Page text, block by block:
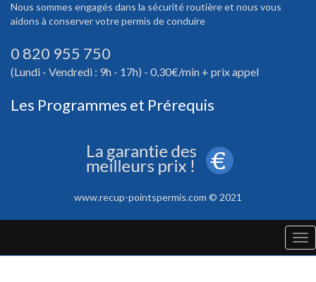
Nous sommes engagés dans la sécurité routière et nous vous
aidons à conserver votre permis de conduire
0 820 955 750
(Lundi - Vendredi : 9h - 17h) - 0,30€/min + prix appel
Les Programmes et Prérequis
www.recup-pointspermis.com © 2021